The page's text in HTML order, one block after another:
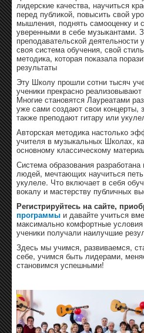
лидерские качества, научиться
перед публикой, повысить свой
мышления, поднять самооценку и
уверенными в себе музыкантами.
преподавательской
своя система обучения, свой
методика, которая показала
результаты
Эту Школу прошли сотни тысяч
ученики прекрасно
Многие становятся Лауреатами
уже сами создают свои
также преподают гитару или
Авторская методика настолько
учителя в музыкальных Школах,
основному классическому
Система образования
людей, мечтающих научиться
укулеле. Что включает в себя
вокалу и мастерству публичных
Регистрируйтесь на сайте,
программы и давайте учиться
максимально комфортные
ученики получали наилучшие
Здесь мы учимся, развиваемся,
себе, учимся быть лидерами,
становимся успешными!